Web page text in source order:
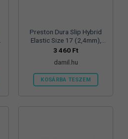
Preston Dura Slip Hybrid
Elastic Size 17 (2,4mm),
rakós gumi
3 460 Ft
damil.hu
KOSÁRBA TESZEM